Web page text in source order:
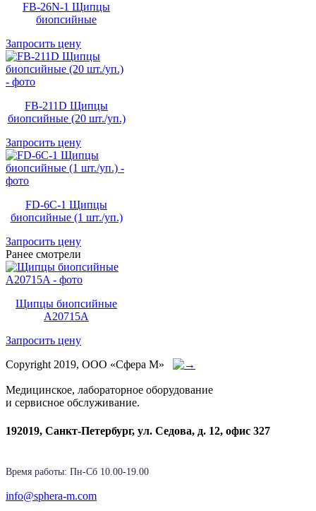
FB-26N-1 Щипцы
биопсийные
Запросить цену
FB-211D Щипцы
биопсийные (20 шт./уп.)
Запросить цену
FD-6C-1 Щипцы
биопсийные (1 шт./уп.)
Запросить цену
Ранее смотрели
Щипцы биопсийные
A20715A
Запросить цену
Copyright 2019, ООО «Сфера М»
Медицинское, лабораторное оборудование
и сервисное обслуживание.
192019, Санкт-Петербург, ул. Седова, д. 12, офис 327
Время работы: Пн-Cб 10.00-19.00
info@sphera-m.com